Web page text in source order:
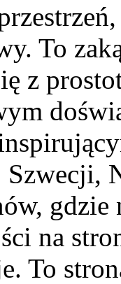
To
z
Szwecji,
na
To